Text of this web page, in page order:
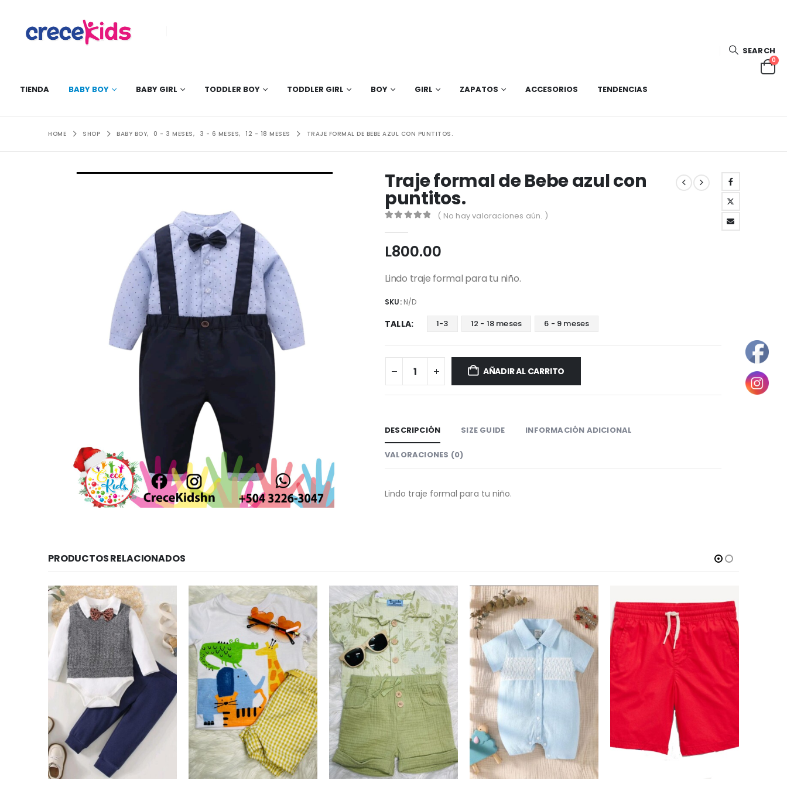
TIENDA BABY BOY BABY GIRL TODDLER BOY TODDLER GIRL BOY GIRL ZAPATOS ACCESORIOS TENDENCIAS
SEARCH
0
HOME SHOP BABY BOY, 0 - 3 MESES, 3 - 6 MESES, 12 - 18 MESES TRAJE FORMAL DE BEBE AZUL CON PUNTITOS.
Traje formal de Bebe azul con
puntitos.
( No hay valoraciones aún. )
L800.00
Lindo traje formal para tu niño.
SKU: N/D
TALLA 1-3 12 - 18 meses 6 - 9 meses
AÑADIR AL CARRITO
DESCRIPCIÓN SIZE GUIDE INFORMACIÓN ADICIONAL
VALORACIONES (0)
Lindo traje formal para tu niño.
PRODUCTOS RELACIONADOS